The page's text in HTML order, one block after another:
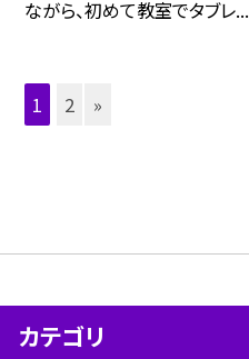
ながら、初めて教室でタブレ...
1 2 »
カテゴリ